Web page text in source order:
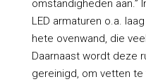
omstandigheden aan.”
LED armaturen o.a.
hete ovenwand, die
Daarnaast wordt deze
gereinigd, om vetten